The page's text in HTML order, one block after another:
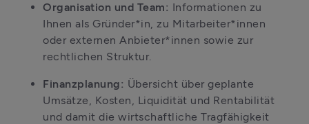
Organisation und Team: Informationen zu
Ihnen als Gründer*in, zu Mitarbeiter*innen
oder externen Anbieter*innen sowie zur
rechtlichen Struktur.
Finanzplanung: Übersicht über geplante
Umsätze, Kosten, Liquidität und Rentabilität
und damit die wirtschaftliche Tragfähigkeit